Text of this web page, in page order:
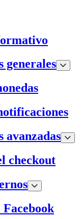
generales
avanzadas
checkout